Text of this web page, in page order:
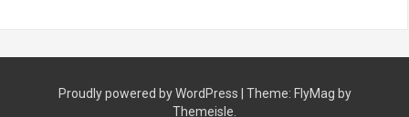
Proudly powered by WordPress Theme: FlyMag by
Themeisle.